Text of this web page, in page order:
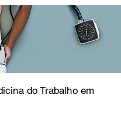
do Trabalho em